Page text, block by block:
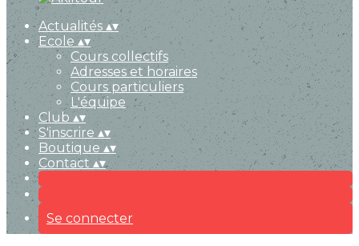
Actualités ▴▾
Ecole▴▾
Cours collectifs
Adresses et horaires
Cours particuliers
L'équipe
Club ▴▾
S'inscrire ▴▾
Boutique▴▾
Contact ▴▾
Se connecter